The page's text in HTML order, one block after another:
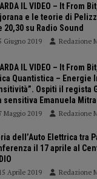
IL VIDEO – It From
e le teorie di
20,30 su Radio Sound
Giugno 2019 Redazione
IL VIDEO – It From
Quantistica – Energie
Ospiti il regista
sensitiva Emanuela
Maggio 2019 Redazione
dell’Auto Elettrica tra
il 17 aprile al
15 Aprile 2019 Redazione